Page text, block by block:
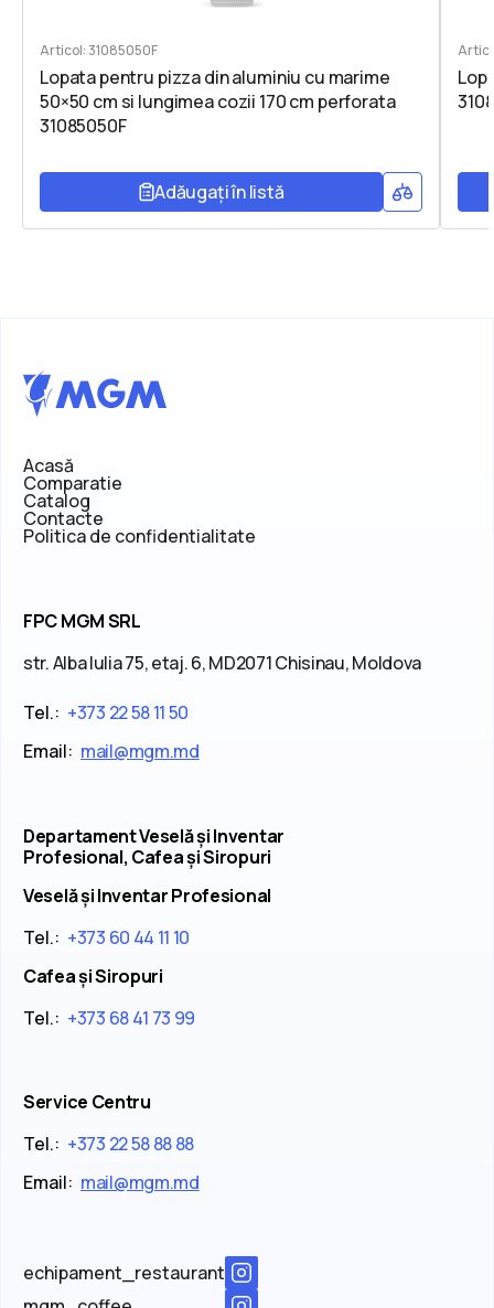
Articol: 31085050F
Lopata pentru pizza din aluminiu cu marime
50×50 cm si lungimea cozii 170 cm perforata
31085050F
Adăugați în listă
Acasă
Comparatie
Catalog
Contacte
Politica de confidentialitate
FPC MGM SRL
str. Alba Iulia 75, etaj. 6, MD2071 Chisinau, Moldova
Tel.: +373 22 58 11 50
Email: mail@mgm.md
Departament Veselă și Inventar
Profesional, Cafea și Siropuri
Veselă și Inventar Profesional
Tel.: +373 60 44 11 10
Cafea și Siropuri
Tel.: +373 68 41 73 99
Service Centru
Tel.: +373 22 58 88 88
Email: mail@mgm.md
echipament_restaurant